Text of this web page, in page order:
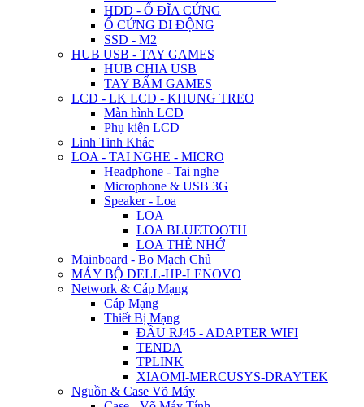
HDD - Ổ ĐĨA CỨNG
Ổ CỨNG DI ĐỘNG
SSD - M2
HUB USB - TAY GAMES
HUB CHIA USB
TAY BẤM GAMES
LCD - LK LCD - KHUNG TREO
Màn hình LCD
Phụ kiện LCD
Linh Tinh Khác
LOA - TAI NGHE - MICRO
Headphone - Tai nghe
Microphone & USB 3G
Speaker - Loa
LOA
LOA BLUETOOTH
LOA THẺ NHỚ
Mainboard - Bo Mạch Chủ
MÁY BỘ DELL-HP-LENOVO
Network & Cáp Mạng
Cáp Mạng
Thiết Bị Mạng
ĐẦU RJ45 - ADAPTER WIFI
TENDA
TPLINK
XIAOMI-MERCUSYS-DRAYTEK
Nguồn & Case Võ Máy